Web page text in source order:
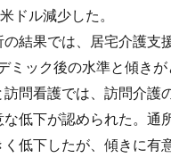
ドル減少した。
結果では、居宅介護支
ミック後の水準と傾き
訪問看護では、訪問介護
低下が認められた。通
低下したが、傾きに有